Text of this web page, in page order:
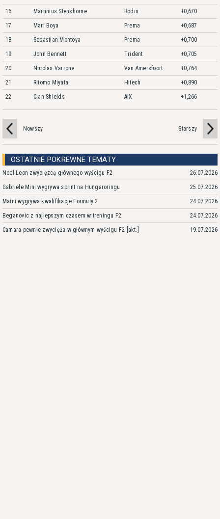
16 Martinius Stenshorne Rodin +0,670
17 Mari Boya Prema +0,687
18 Sebastian Montoya Prema +0,700
19 John Bennett Trident +0,705
20 Nicolas Varrone Van Amersfoort +0,764
21 Ritomo Miyata Hitech +0,890
22 Cian Shields AIX +1,266
Nowszy Starszy
OSTATNIE POKREWNE TEMATY
Noel Leon zwycięzcą głównego wyścigu F2 26.07.2026
Gabriele Mini wygrywa sprint na Hungaroringu 25.07.2026
Maini wygrywa kwalifikacje Formuły 2 24.07.2026
Beganovic z najlepszym czasem w treningu F2 24.07.2026
Camara pewnie zwycięża w głównym wyścigu F2 [akt.] 19.07.2026